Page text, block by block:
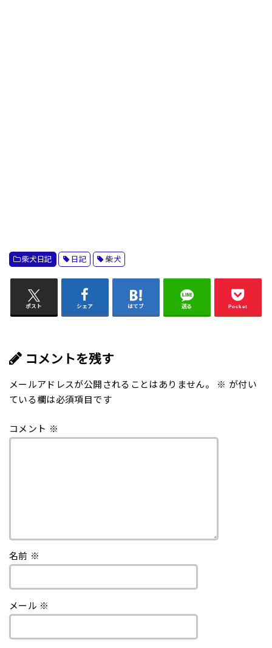
柴犬日記 日記 柴犬
ポスト シェア はてブ 送る Pocket
コメントを残す
メールアドレスが公開されることはありません。 ※ が付い
ている欄は必須項目です
コメント ※
名前 ※
メール ※